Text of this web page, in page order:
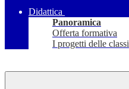
Didattica
Panoramica
Offerta formativa
I progetti delle classi